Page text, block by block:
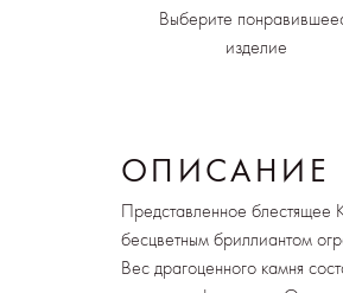
Выберите
изделие
ОПИСАНИЕ
Представленное блестящее
бесцветным бриллиантом
Вес драгоценного камня